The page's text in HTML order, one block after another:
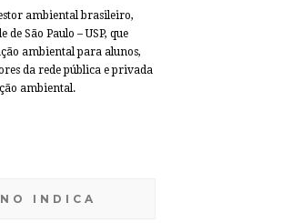
ambiental brasileiro,
São Paulo – USP, que
ambiental para alunos,
da rede pública e privada
ambiental.
INDICA